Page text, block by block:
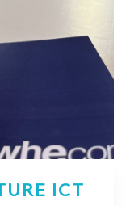
ICT